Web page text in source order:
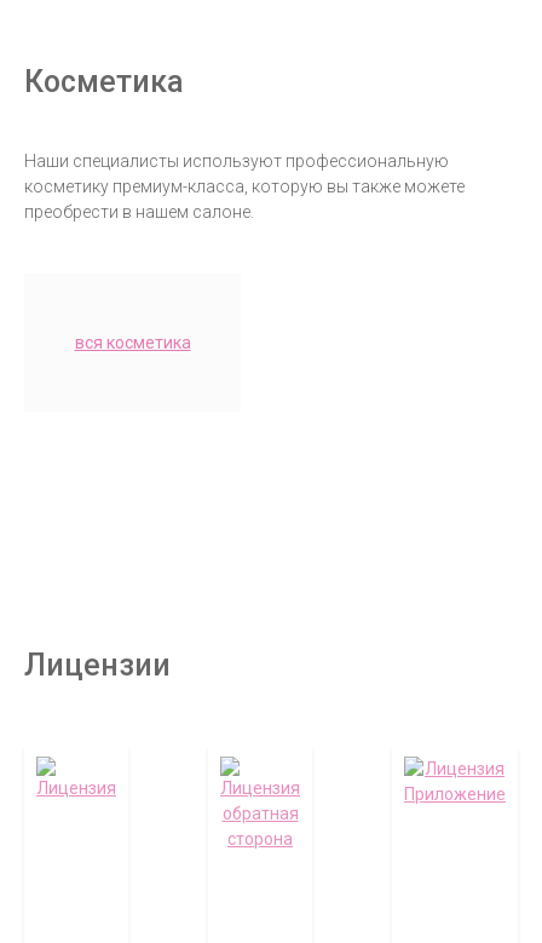
Косметика
Наши специалисты используют профессиональную
косметику премиум-класса, которую вы также можете
преобрести в нашем салоне.
вся косметика
Лицензии